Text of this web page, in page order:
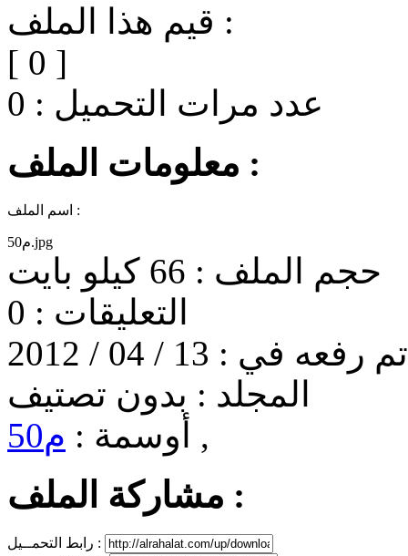
قيم هذا الملف :
[ 0 ]
عدد مرات التحميل : 0
معلومات الملف :
اسم الملف :
م50.jpg
حجم الملف : 66 كيلو بايت
التعليقات : 0
تم رفعه في : 13 / 04 / 2012
المجلد : بدون تصتيف
أوسمة : م50 ,
مشاركة الملف :
رابط التحمــيل :